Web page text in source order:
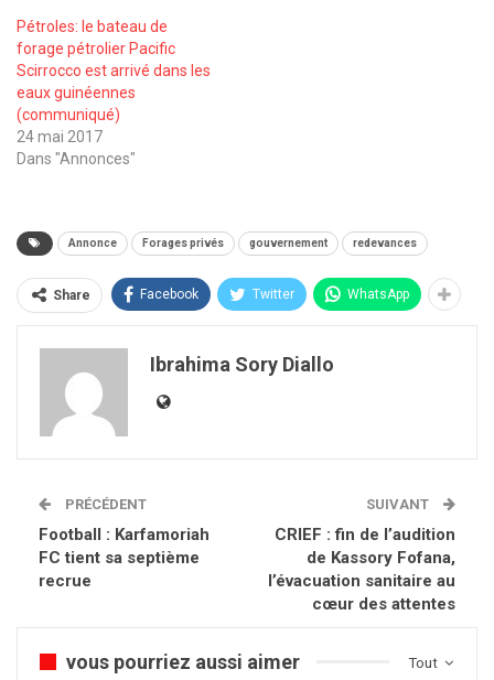
Pétroles: le bateau de
forage pétrolier Pacific
Scirrocco est arrivé dans les
eaux guinéennes
(communiqué)
24 mai 2017
Dans "Annonces"
Annonce Forages privés gouvernement redevances
Share Facebook Twitter WhatsApp
Ibrahima Sory Diallo
PRÉCÉDENT
Football : Karfamoriah
FC tient sa septième
recrue
SUIVANT
CRIEF : fin de l’audition
de Kassory Fofana,
l’évacuation sanitaire au
cœur des attentes
Tout
vous pourriez aussi aimer